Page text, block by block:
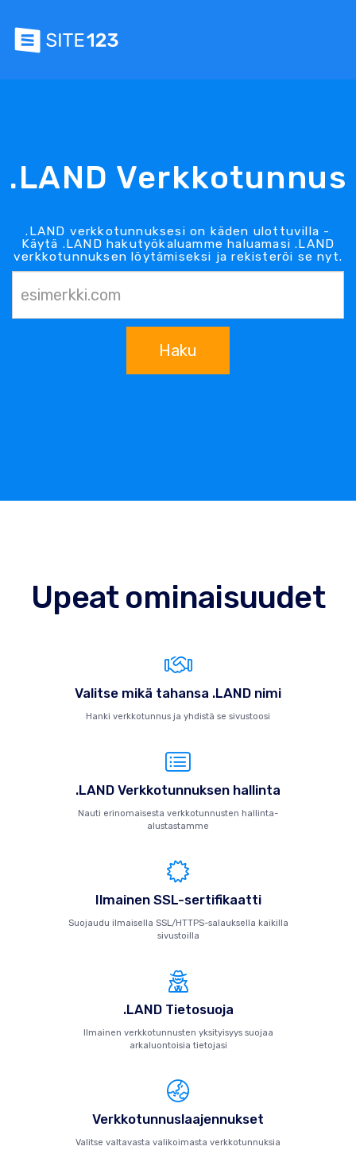
.LAND Verkkotunnus
.LAND verkkotunnuksesi on käden ulottuvilla -
Käytä .LAND hakutyökaluamme haluamasi .LAND
verkkotunnuksen löytämiseksi ja rekisteröi se nyt.
Haku
Upeat ominaisuudet
Valitse mikä tahansa .LAND nimi
Hanki verkkotunnus ja yhdistä se sivustoosi
.LAND Verkkotunnuksen hallinta
Nauti erinomaisesta verkkotunnusten hallinta-
alustastamme
Ilmainen SSL-sertifikaatti
Suojaudu ilmaisella SSL/HTTPS-salauksella kaikilla
sivustoilla
.LAND Tietosuoja
Ilmainen verkkotunnusten yksityisyys suojaa
arkaluontoisia tietojasi
Verkkotunnuslaajennukset
Valitse valtavasta valikoimasta verkkotunnuksia